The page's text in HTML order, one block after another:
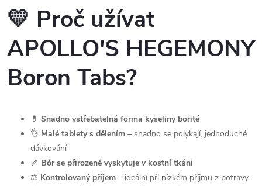
💛 Proč užívat
APOLLO'S HEGEMONY
Boron Tabs?
💊 Snadno vstřebatelná forma kyseliny borité
👌 Malé tablety s dělením – snadno se polykají, jednoduché
dávkování
🦴 Bór se přirozeně vyskytuje v kostní tkáni
⚖️ Kontrolovaný příjem – ideální při nízkém příjmu z potravy